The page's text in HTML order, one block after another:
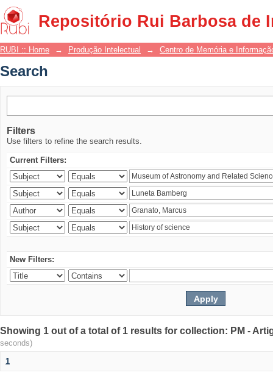
Repositório Rui Barbosa de
Search
RUBI :: Home → Produção Intelectual → Centro de Memória e
Search
Filters
Use filters to refine the search results.
Current Filters:
New Filters:
Showing 1 out of a total of 1 results for collection: PM -
seconds)
1